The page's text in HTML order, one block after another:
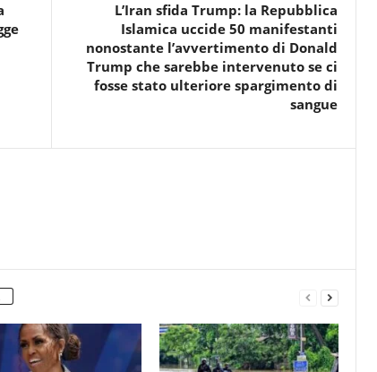
L’Iran sfida Trump: la Repubblica
Islamica uccide 50 manifestanti
nonostante l’avvertimento di Donald
Trump che sarebbe intervenuto se ci
fosse stato ulteriore spargimento di
sangue